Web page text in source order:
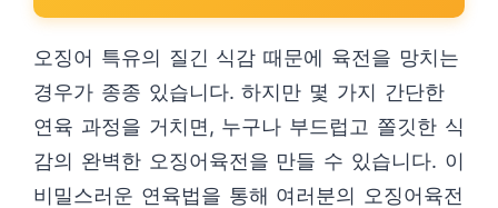
오징어 특유의 질긴 식감 때문에 육전을 망치는
경우가 종종 있습니다. 하지만 몇 가지 간단한
연육 과정을 거치면, 누구나 부드럽고 쫄깃한 식
감의 완벽한 오징어육전을 만들 수 있습니다. 이
비밀스러운 연육법을 통해 여러분의 오징어육전